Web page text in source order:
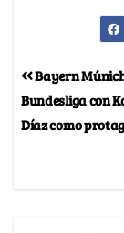
Bayern
Bundesliga con
Díaz como